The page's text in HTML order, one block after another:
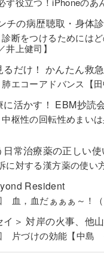
チの病歴聴取・身体
断をつけるためには
井上健司】
るだけ！ かんたん救
エコーアドバンス【田
に活かす！ EBM抄読
枢性の回転性めまい
日常治療薬の正しい
に対する漢方薬の使
Resident
血，血だぁぁぁ～！
イ＞ 対岸の火事、他
片づけの効能【中島